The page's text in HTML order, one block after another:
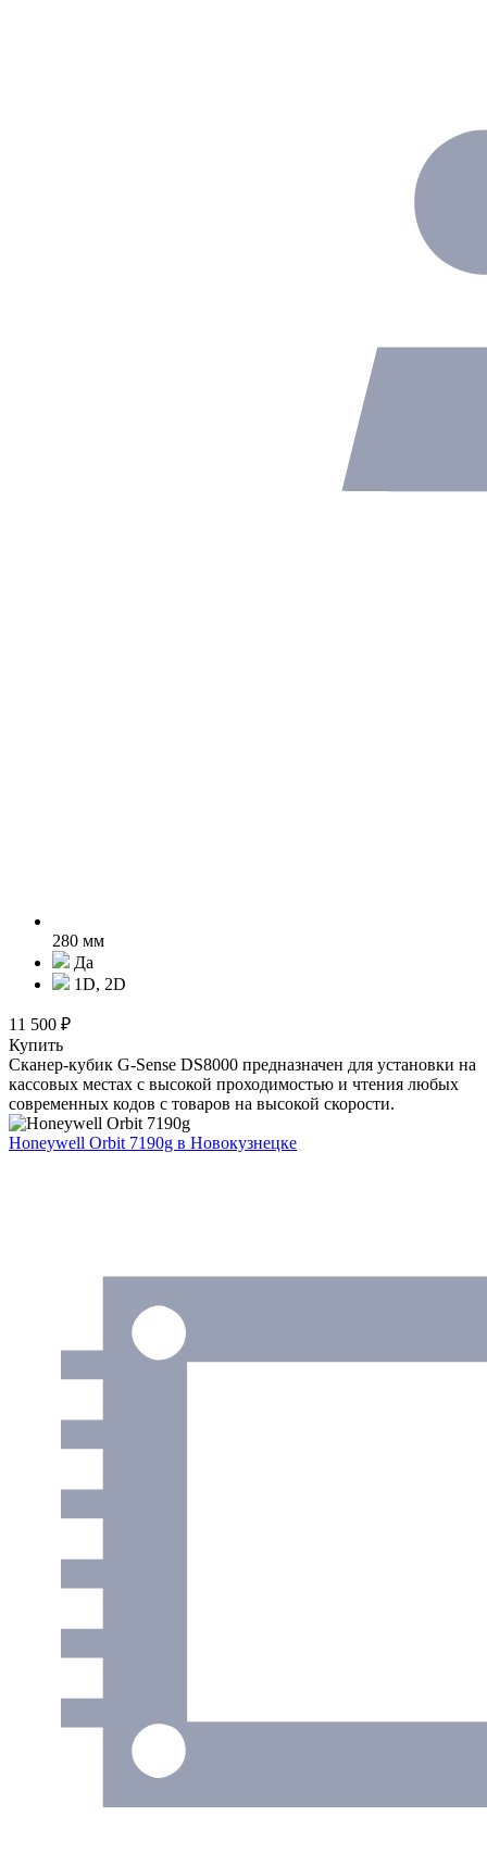
280 мм
Да
1D, 2D
11 500 ₽
Купить
Сканер-кубик G-Sense DS8000 предназначен для установки на
кассовых местах с высокой проходимостью и чтения любых
современных кодов с товаров на высокой скорости.
Honeywell Orbit 7190g в Новокузнецке